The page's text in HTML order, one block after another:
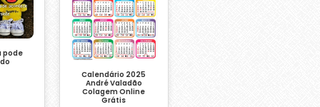
pode
Calendário 2025
André Valadão
Colagem Online
Grátis